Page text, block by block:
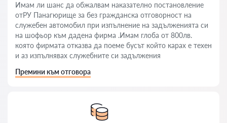
Имам ли шанс да обжалвам наказателно постановление
отРУ Панагюрище за без гражданска отговорност на
служебен автомобил при изпълнение на задълженията си
на шофьор към дадена фирма .Имам глоба от 800лв.
която фирмата отказва да поеме бусът който карах е техен
и аз изпълнявах служебните си задължения
Премини към отговора